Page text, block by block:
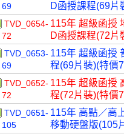
69
D函授課程(69片
TVD_0654-
72
115年 超級函授
D函授課程(72片
TVD_0653-
69
115年 超級函授
程(69片裝)(特價
TVD_0652-
72
115年 超級函授
程(72片裝)(特價
TVD_0651-
105
115年 高點／高
移動硬盤版(105